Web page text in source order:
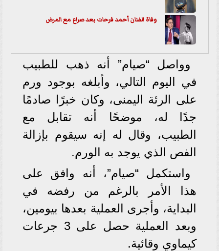
وفاة الفنان أحمد فرحات بعد صراع مع المرض
وواصل “صيام” أنه ذهب للطبيب
في اليوم التالي، وأبلغه بوجود ورم
على الرئة اليمنى، وكان خبرًا صادمًا
جدًا له، موضحًا أنه تقابل مع
الطبيب، وقال له إنه سيقوم بإزالة
الفص الذي يوجد به الورم.
واستكمل “صيام”، أنه وافق على
هذا الأمر بالرغم من رفضه في
البداية، وأجرى العملية بعدها بيومين،
وبعد العملية حصل على 3 جرعات
كيماوي وقائية.